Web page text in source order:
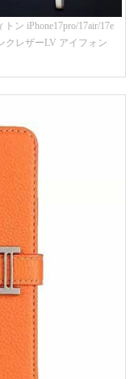
ン iPhone17pro/17air/17e
クレザーLV アイフォン
14/13携帯ケース 大